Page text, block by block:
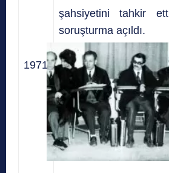
1971
şahsiyetini tahkir
soruşturma açıldı.